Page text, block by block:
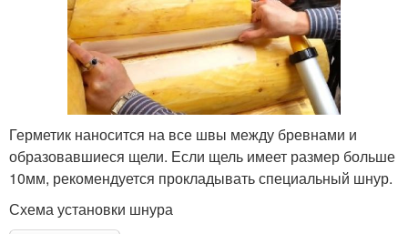
Герметик наносится на все швы между бревнами и
образовавшиеся щели. Если щель имеет размер больше
10мм, рекомендуется прокладывать специальный шнур.
Схема установки шнура